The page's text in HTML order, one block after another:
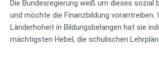
Die Bundesregierung weiß um dieses sozial
und möchte die Finanzbildung vorantreiben.
Länderhoheit in Bildungsbelangen hat sie
mächtigsten Hebel, die schulischen